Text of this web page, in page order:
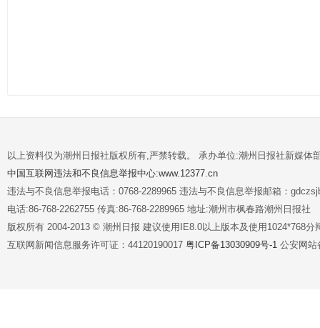
以上资料仅为潮州日报社版权所有,严禁转载。 承办单位:潮州日报社新媒体
中国互联网违法和不良信息举报中心:www.12377.cn
违法与不良信息举报电话：0768-2289965 违法与不良信息举报邮箱：
电话:86-768-2262755 传真:86-768-2289965 地址:潮州市枫春路潮州日报社
版权所有 2004-2013 © 潮州日报 建议使用IE8.0以上版本及使用1024*768分
互联网新闻信息服务许可证：44120190017 粤ICP备13030909号-1 公安网站